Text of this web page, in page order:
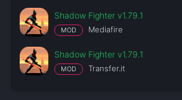
Shadow Fighter v1.79.1
MOD Mediafire
Shadow Fighter v1.79.1
MOD Transfer.it